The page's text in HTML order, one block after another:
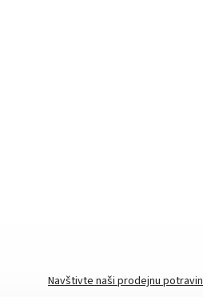
Navštivte naši prodejnu potravin